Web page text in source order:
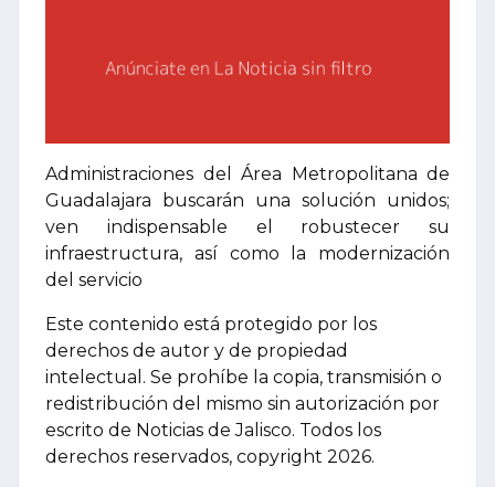
Administraciones del Área Metropolitana de
Guadalajara buscarán una solución unidos;
ven indispensable el robustecer su
infraestructura, así como la modernización
del servicio
Este contenido está protegido por los
derechos de autor y de propiedad
intelectual. Se prohíbe la copia, transmisión o
redistribución del mismo sin autorización por
escrito de Noticias de Jalisco. Todos los
derechos reservados, copyright 2026.